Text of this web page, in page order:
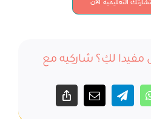
مفيدا لكِ؟ شاركِيه مع